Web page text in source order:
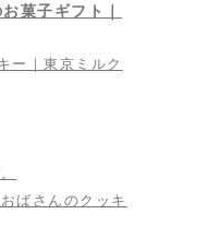
菓子ギフト｜
ー｜東京ミルク
ばさんのクッキ